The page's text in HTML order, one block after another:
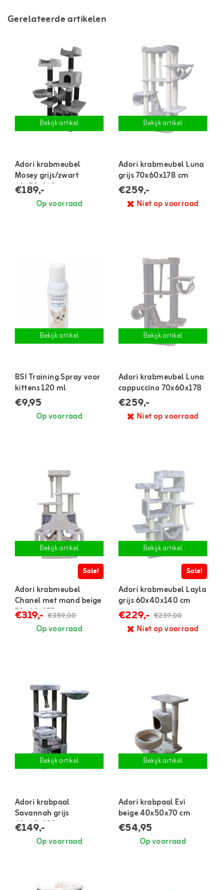
Gerelateerde artikelen
Bekijk artikel
Adori krabmeubel
Mosey grijs/zwart
60x70x160 cm
€189,-
Op voorraad
Bekijk artikel
Adori krabmeubel Luna
grijs 70x60x178 cm
€259,-
Niet op voorraad
Bekijk artikel
BSI Training Spray voor
kittens 120 ml
€9,95
Op voorraad
Bekijk artikel
Adori krabmeubel Luna
cappuccino 70x60x178
cm
€259,-
Niet op voorraad
Bekijk artikel
Sale!
Adori krabmeubel
Chanel met mand beige
70x40x175 cm
€319,- €359,00
Op voorraad
Bekijk artikel
Sale!
Adori krabmeubel Layla
grijs 60x40x140 cm
€229,- €239,00
Niet op voorraad
Bekijk artikel
Adori krabpaal
Savannah grijs
60x60x120 cm
€149,-
Op voorraad
Bekijk artikel
Adori krabpaal Evi
beige 40x50x70 cm
€54,95
Op voorraad